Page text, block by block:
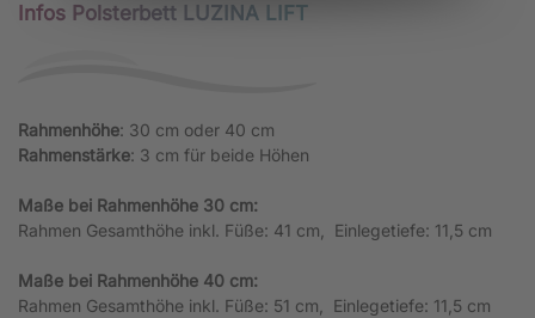
Infos Polsterbett LUZINA LIFT
Rahmenhöhe: 30 cm oder 40 cm
Rahmenstärke: 3 cm für beide Höhen
Maße bei Rahmenhöhe 30 cm:
Rahmen Gesamthöhe inkl. Füße: 41 cm, Einlegetiefe: 11,5 cm
Maße bei Rahmenhöhe 40 cm:
Rahmen Gesamthöhe inkl. Füße: 51 cm, Einlegetiefe: 11,5 cm